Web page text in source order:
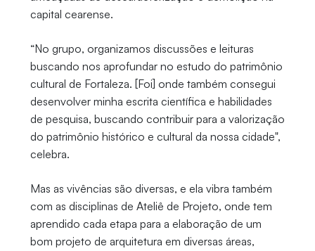
capital cearense.
“No grupo, organizamos discussões e leituras
buscando nos aprofundar no estudo do patrimônio
cultural de Fortaleza. [Foi] onde também consegui
desenvolver minha escrita científica e habilidades
de pesquisa, buscando contribuir para a valorização
do patrimônio histórico e cultural da nossa cidade",
celebra.
Mas as vivências são diversas, e ela vibra também
com as disciplinas de Ateliê de Projeto, onde tem
aprendido cada etapa para a elaboração de um
bom projeto de arquitetura em diversas áreas,